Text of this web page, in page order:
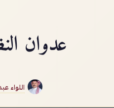
عدوان
اللواء